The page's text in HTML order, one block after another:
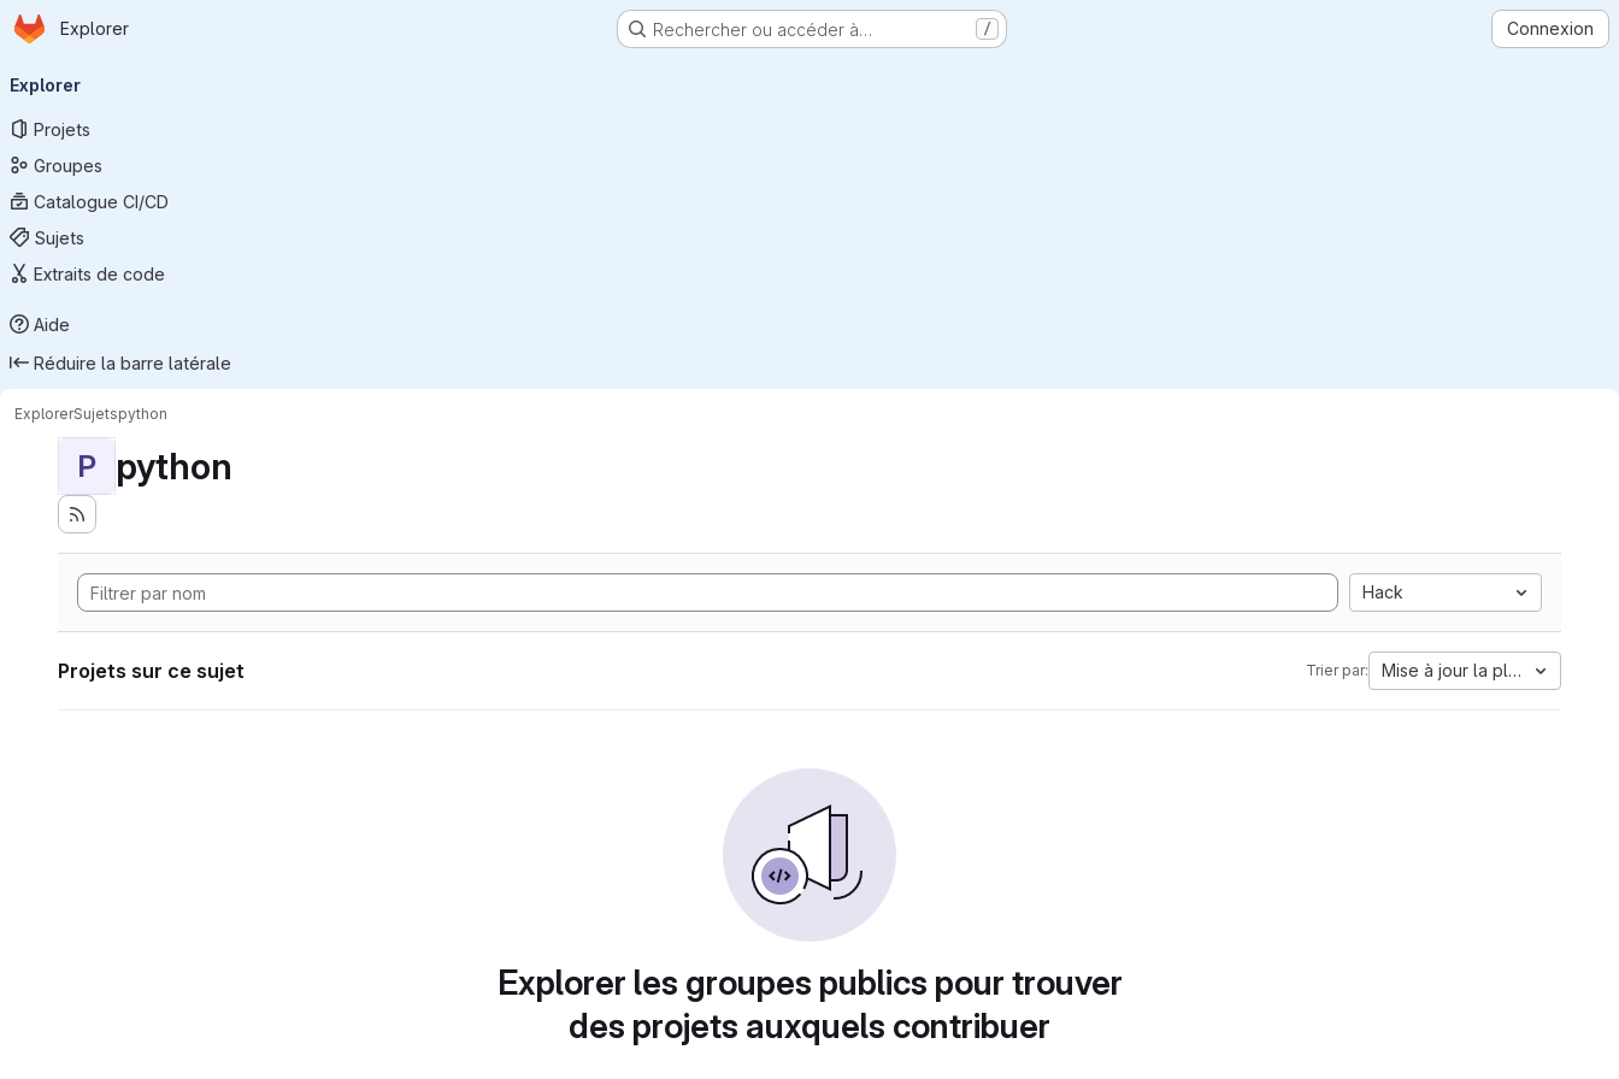
Passer au contenu principal
Page d'accueil
Explorer Rechercher ou accéder à… / Connexion
principale
Explorer
Projets
Groupes
Catalogue CI/CD
Sujets
Extraits de code
Aide
Réduire la barre latérale
ExplorerSujetspython
P python
Hack
Projets sur ce sujet Trier par: Mise à jour la plus ancienne
Explorer les groupes publics pour trouver
des projets auxquels contribuer